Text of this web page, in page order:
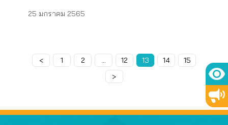
25 มกราคม 2565
< Page
1 Page
2 … Page
12 Page
13 Page
14 Page
15
>